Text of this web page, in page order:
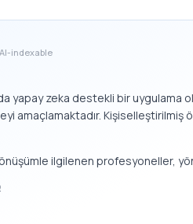
AI-indexable
yapay zeka destekli bir
amaçlamaktadır.
ilgilenen profesyoneller,